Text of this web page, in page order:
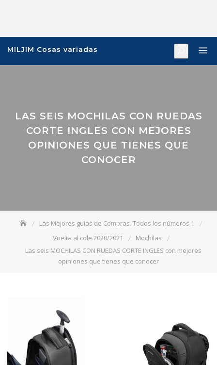
MILJIM Cosas variadas
LAS SEIS MOCHILAS CON RUEDAS
CORTE INGLES CON MEJORES
OPINIONES QUE TIENES QUE
CONOCER
Las Mejores guías de Compras. Todos los números 1
Vuelta al cole 2020/2021
Mochilas
Las seis MOCHILAS CON RUEDAS CORTE INGLES con mejores
opiniones que tienes que conocer